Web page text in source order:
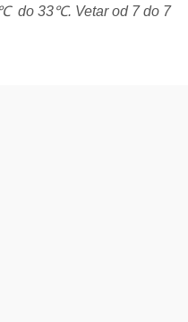
do 33℃. Vetar od 7 do 7